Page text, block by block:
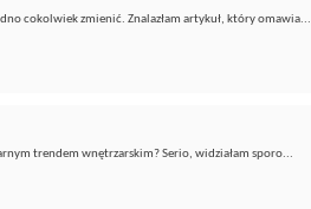
cokolwiek zmienić. Znalazłam artykuł, który omawia...
trendem wnętrzarskim? Serio, widziałam sporo...